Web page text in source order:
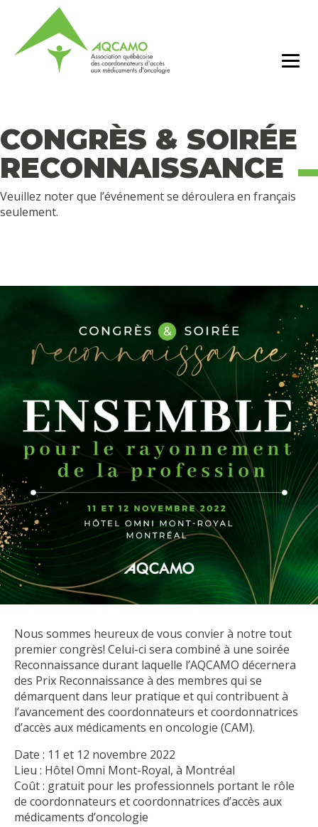
CONGRÈS & SOIRÉE
RECONNAISSANCE
Veuillez noter que l’événement se déroulera en français
seulement.
Nous sommes heureux de vous convier à notre tout
premier congrès! Celui-ci sera combiné à une soirée
Reconnaissance durant laquelle l’AQCAMO décernera
des Prix Reconnaissance à des membres qui se
démarquent dans leur pratique et qui contribuent à
l’avancement des coordonnateurs et coordonnatrices
d’accès aux médicaments en oncologie (CAM).
Date : 11 et 12 novembre 2022
Lieu : Hôtel Omni Mont-Royal, à Montréal
Coût : gratuit pour les professionnels portant le rôle
de coordonnateurs et coordonnatrices d’accès aux
médicaments d’oncologie